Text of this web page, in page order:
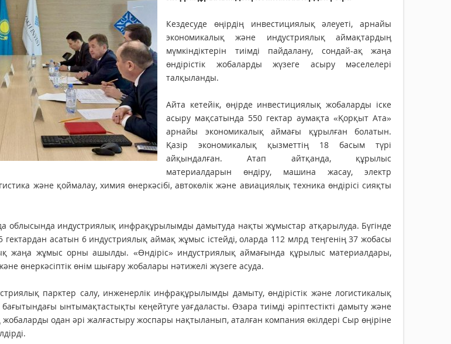
Кездесуде өңірдің инвестициялық әлеуеті, арнайы
экономикалық және индустриялық аймақтардың
мүмкіндіктерін тиімді пайдалану, сондай-ақ жаңа
өндірістік жобаларды жүзеге асыру мәселелері
талқыланды.
Айта кетейік, өңірде инвестициялық жобаларды іске
асыру мақсатында 550 гектар аумақта «Қорқыт Ата»
арнайы экономикалық аймағы құрылған болатын.
Қазір экономикалық қызметтің 18 басым түрі
айқындалған. Атап айтқанда, құрылыс
материалдарын өндіру, машина жасау, электр
және қоймалау, химия өнеркәсібі, автокөлік және авиациялық техника өндірісі сияқты
облысында индустриялық инфрақұрылымды дамытуда нақты жұмыстар атқарылуда. Бүгінде
гектардан асатын 6 индустриялық аймақ жұмыс істейді, оларда 112 млрд теңгенің 37 жобасы
жаңа жұмыс орны ашылды. «Өндіріс» индустриялық аймағында құрылыс материалдары,
өнеркәсіптік өнім шығару жобалары нәтижелі жүзеге асуда.
парктер салу, инженерлік инфрақұрылымды дамыту, өндірістік және логистикалық
ынтымақтастықты кеңейтуге уағдаласты. Өзара тиімді әріптестікті дамыту және
одан әрі жалғастыру жоспары нақтыланып, аталған компания өкілдері Сыр өңіріне